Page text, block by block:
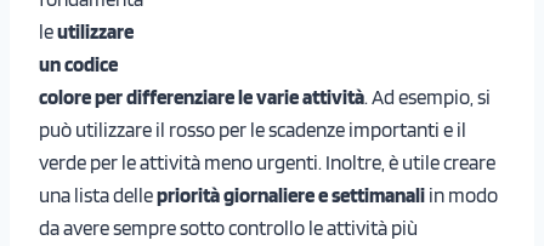
leutilizzare
un codice
colore per differenziare le varie attività. Ad esempio, si
può utilizzare il rosso per le scadenze importanti e il
verde per le attività meno urgenti. Inoltre, è utile creare
una lista dellepriorità giornaliere e settimanali in modo
da avere sempre sotto controllo le attività più